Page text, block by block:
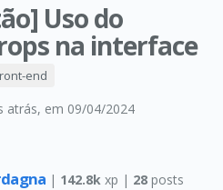
Uso do
na interface
atrás, em 09/04/2024
end
| 142.8k xp | 28 posts